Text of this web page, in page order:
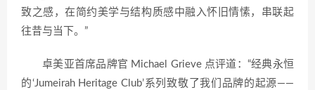
致之感，在简约美学与结构质感中融入怀旧情愫，串联起
往昔与当下。”
卓美亚首席品牌官 Michael Grieve 点评道：“经典永恒
的‘Jumeirah Heritage Club’系列致敬了我们品牌的起源——